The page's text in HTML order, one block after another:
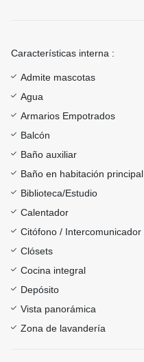
Características interna :
Admite mascotas
Agua
Armarios Empotrados
Balcón
Baño auxiliar
Baño en habitación principal
Biblioteca/Estudio
Calentador
Citófono / Intercomunicador
Clósets
Cocina integral
Depósito
Vista panorámica
Zona de lavandería